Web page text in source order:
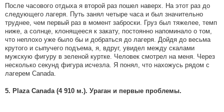
После часового отдыха я второй раз пошел наверх. На этот раз до
следующего лагеря. Путь занял четыре часа и был значительно
труднее, чем первый раз в момент заброски. Груз был тяжелее, темп
ниже, а солнце, клонящееся к закату, постоянно напоминало о том,
что неплохо уже было бы и добраться до лагеря. Дойдя до весьма
крутого и сыпучего подъема, я, вдруг, увидел между скалами
мужскую фигуру в зеленой куртке. Человек смотрел на меня. Через
несколько секунд фигура исчезла. Я понял, что нахожусь рядом с
лагерем Canada.
5. Plaza Canada (4 910 м.). Ураган и первые проблемы.